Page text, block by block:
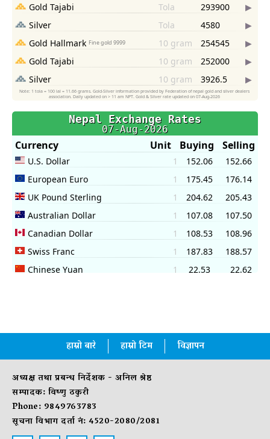
हाम्रो बारे हाम्रो टिम विज्ञापन
अध्यक्ष तथा प्रबन्ध निर्देशक - अनिल श्रेष्ठ
सम्पादक: विष्णु ठकुरी
Phone: 9849763783
सूचना विभाग दर्ता नं: 4520-2080/2081